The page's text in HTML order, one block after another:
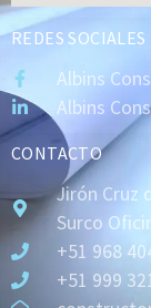
CONTACTO
Jirón Cruz
Surco
+51 968
+51 999
REDES SOCIALES
Albins
Albins